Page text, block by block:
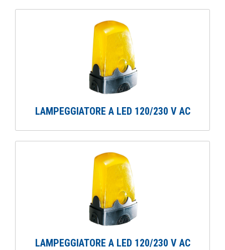
LAMPEGGIATORE A LED 120/230 V AC
LAMPEGGIATORE A LED 120/230 V AC